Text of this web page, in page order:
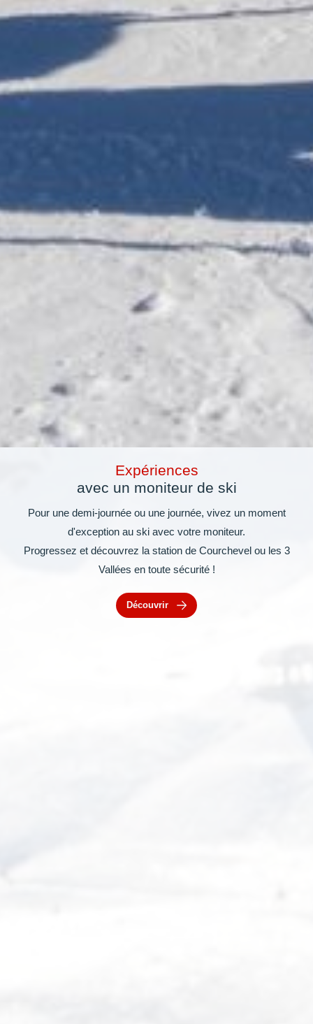
Expériences
avec un moniteur de ski
Pour une demi-journée ou une journée, vivez un moment
d'exception au ski avec votre moniteur.
Progressez et découvrez la station de Courchevel ou les 3
Vallées en toute sécurité !
Découvrir